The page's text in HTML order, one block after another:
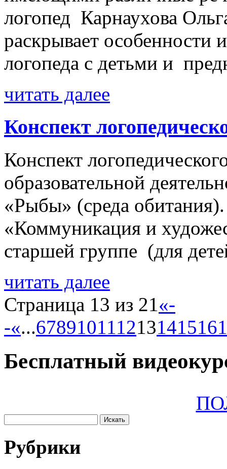
логопед Карнаухова
раскрывает особенности
логопеда с детьми и
читать далее
Конспект
Конспект
образовательной
«Рыбы» (среда обитания).
«Коммуникация и
старшей группе (для
читать далее
Страница 13 из 21«-
-«...678910111213141516
Бесплатный
Рубрики